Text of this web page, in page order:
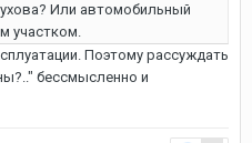
Или автомобильный
участком.
Поэтому рассуждать
бессмысленно и